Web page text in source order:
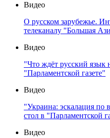
Видео
О русском зарубежье.
телеканалу "Большая
Видео
"Что ждёт русский язык
"Парламентской газете"
Видео
"Украина: эскалация по
стол в "Парламентской
Видео